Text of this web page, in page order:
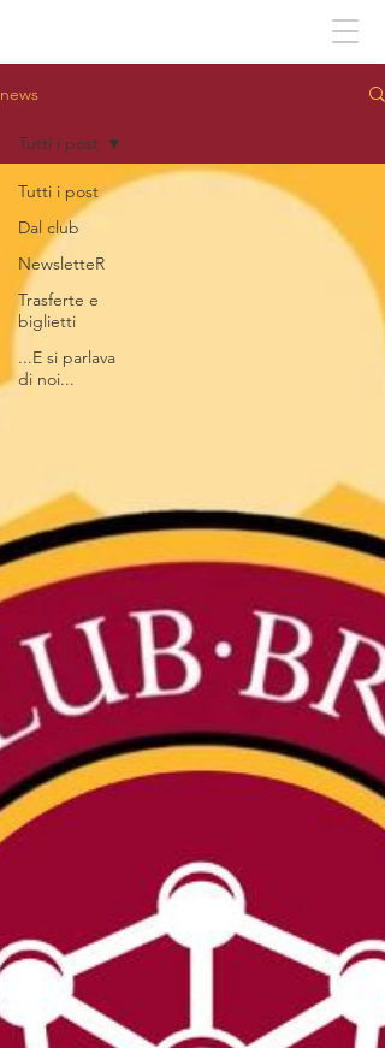
news
Tutti i post
Dal club
NewsletteR
Trasferte e
biglietti
...E si parlava
di noi...
Tutti i post